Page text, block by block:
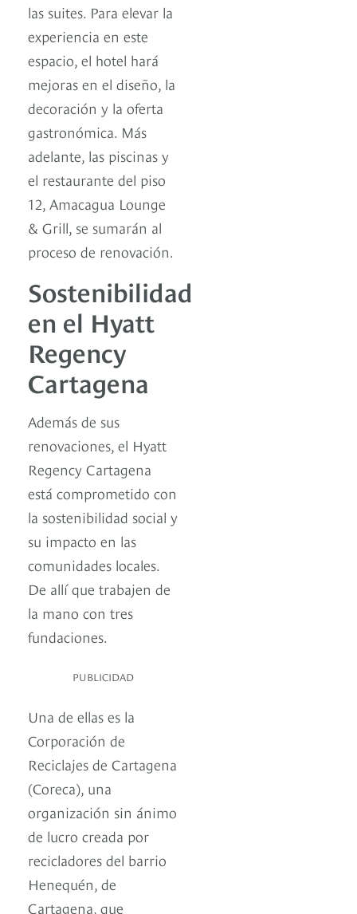
las suites. Para elevar la
experiencia en este
espacio, el hotel hará
mejoras en el diseño, la
decoración y la oferta
gastronómica. Más
adelante, las piscinas y
el restaurante del piso
12, Amacagua Lounge
& Grill, se sumarán al
proceso de renovación.
Sostenibilidad
en el Hyatt
Regency
Cartagena
Además de sus
renovaciones, el Hyatt
Regency Cartagena
está comprometido con
la sostenibilidad social y
su impacto en las
comunidades locales.
De allí que trabajen de
la mano con tres
fundaciones.
PUBLICIDAD
Una de ellas es la
Corporación de
Reciclajes de Cartagena
(Coreca), una
organización sin ánimo
de lucro creada por
recicladores del barrio
Henequén, de
Cartagena, que